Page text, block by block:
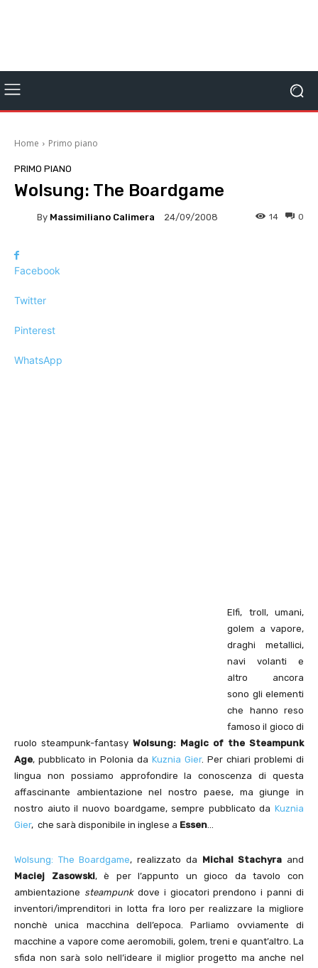
Home Primo piano
PRIMO PIANO
Wolsung: The Boardgame
By Massimiliano Calimera 24/09/2008 0
14
Facebook
Twitter
Pinterest
WhatsApp
Elfi, troll, umani,
golem a vapore,
draghi metallici,
navi volanti e
altro ancora
sono gli elementi
che hanno reso
famoso il gioco di
ruolo steampunk-fantasy Wolsung: Magic of the Steampunk
Age, pubblicato in Polonia da Kuznia Gier. Per chiari problemi di
lingua non possiamo approfondire la conoscenza di questa
affascinante ambientazione nel nostro paese, ma giunge in
nostro aiuto il nuovo boardgame, sempre pubblicato da Kuznia
Gier, che sarà disponibile in inglese a Essen…
Wolsung: The Boardgame, realizzato da Michal Stachyra and
Maciej Zasowski, è per l’appunto un gioco da tavolo con
ambientazione steampunk dove i giocatori prendono i panni di
inventori/imprenditori in lotta fra loro per realizzare la migliore
nonchè unica macchina dell’epoca. Parliamo ovviamente di
macchine a vapore come aeromobili, golem, treni e quant’altro. La
sfida non sarà solo nell’ideare il miglior progetto ma anche nel